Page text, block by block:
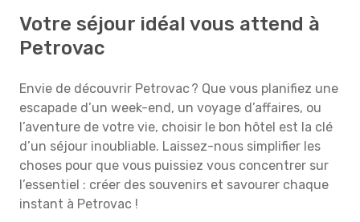
Votre séjour idéal vous attend à
Petrovac
Envie de découvrir Petrovac ? Que vous planifiez une
escapade d’un week-end, un voyage d’affaires, ou
l’aventure de votre vie, choisir le bon hôtel est la clé
d’un séjour inoubliable. Laissez-nous simplifier les
choses pour que vous puissiez vous concentrer sur
l’essentiel : créer des souvenirs et savourer chaque
instant à Petrovac !